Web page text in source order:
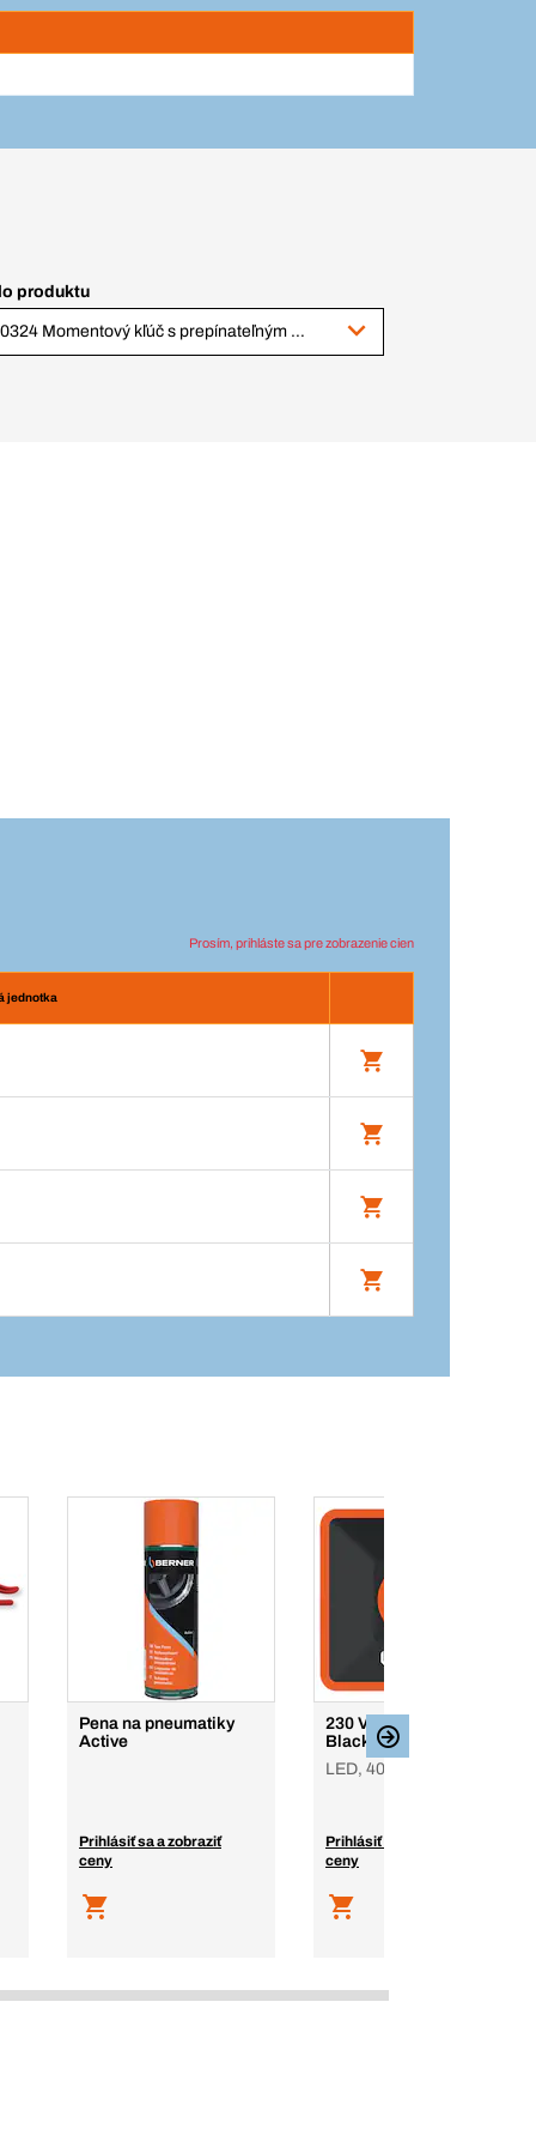
produktu
120324 Momentový kľúč s prepínateľným 4-hranom, 20-100 Nm 1/2"
Prosím, prihláste sa pre zobrazenie cien
jednotka
Pena na pneumatiky
Active
Prihlásiť sa a zobraziť
ceny
230 V LED reflektor
Black Slim Plus, 40 W
LED, 40 W, 230 V
Prihlásiť sa a zobraziť
ceny